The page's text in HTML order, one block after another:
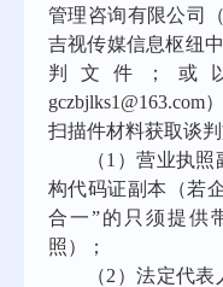
管理咨询有限公司
吉视传媒信息枢纽
判文件；或
gczbjlks1@163.com
扫描件材料获取谈判
（1）营业执照
构代码证副本（若
合一”的只须提供
照）；
（2）法定代表